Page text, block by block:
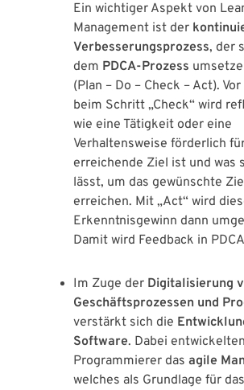
Ein wichtiger Aspekt von
Management ist der
Verbesserungsprozess, der
dem PDCA-Prozess
(Plan – Do – Check – Act).
beim Schritt „Check“ wird
wie eine Tätigkeit oder eine
Verhaltensweise förderlich
erreichende Ziel ist und was
lässt, um das gewünschte
erreichen. Mit „Act“ wird
Erkenntnisgewinn dann
Damit wird Feedback in
Im Zuge der Digitalisierung
Geschäftsprozessen und
verstärkt sich die
Software. Dabei entwickelten
Programmierer das agile
welches als Grundlage für